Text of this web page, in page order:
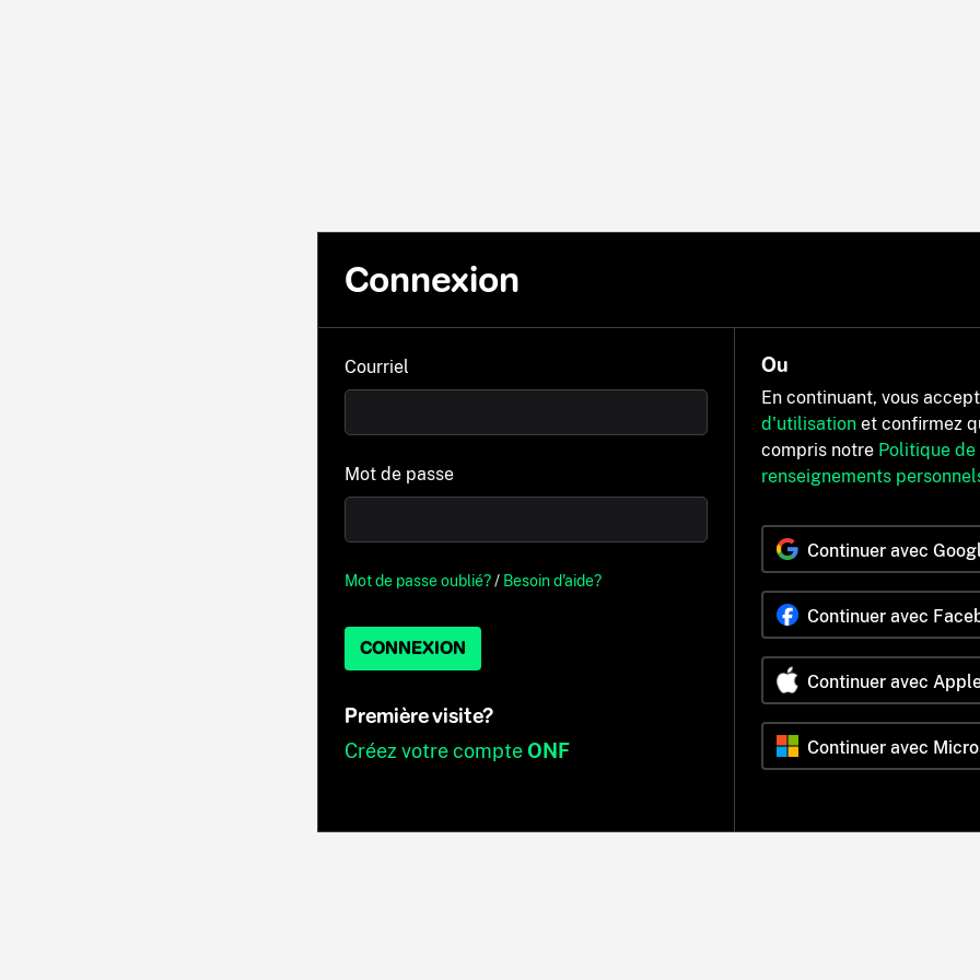
Connexion
Courriel
Mot de passe
Mot de passe oublié?/ Besoin d'aide?
CONNEXION
Première visite?
Créez votre compteONF
Ou
En continuant, vous
d'utilisation et confirmez
compris notre Politique
renseignements
Continuer avec
Continuer avec
Continuer avec
Continuer avec